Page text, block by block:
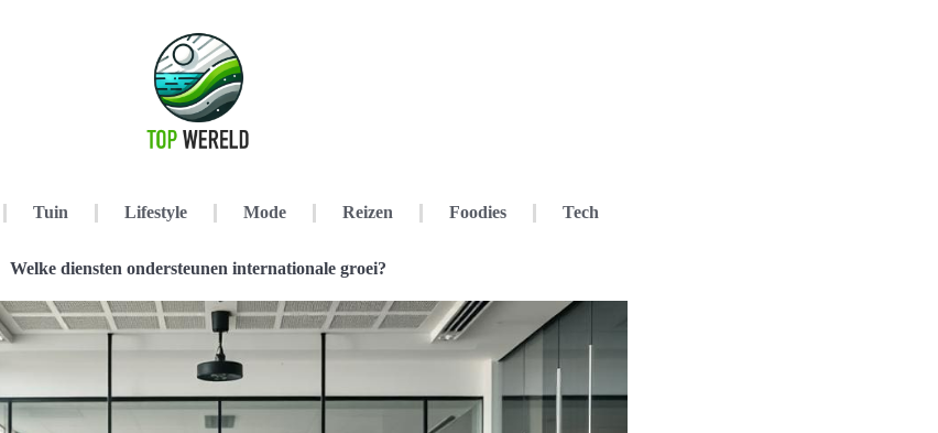
Tuin Lifestyle Mode Reizen Foodies Tech
Welke diensten ondersteunen internationale groei?